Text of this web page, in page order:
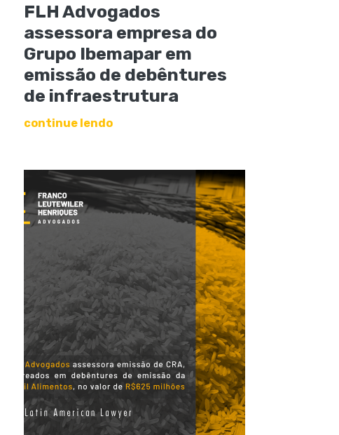
FLH Advogados
assessora empresa do
Grupo Ibemapar em
emissão de debêntures
de infraestrutura
continue lendo